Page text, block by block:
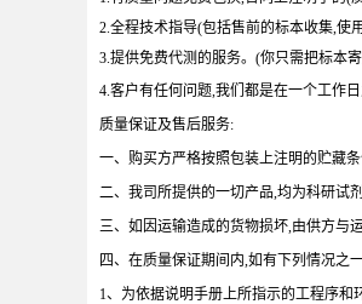
2.全程技术指导(包括售前的标本收集,使
3.提供免费代测的服务。(你只需把标本
4.客户有任何问题,我们都是在一个工作
质量保证及售后服务:
一、购买方严格按照包装上注明的贮藏
二、我司所提供的一切产品,均为科研试
三、如因运输造成的货物损坏,由供方与
四、在质量保证期间内,如有下列情况之
1、为依据说明手册上所指示的工程序和